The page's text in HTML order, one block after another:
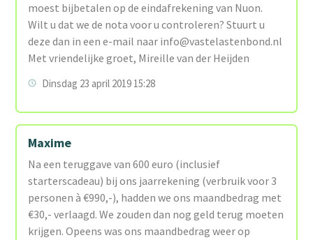
moest bijbetalen op de eindafrekening van Nuon.
Wilt u dat we de nota voor u controleren? Stuurt u
deze dan in een e-mail naar info@vastelastenbond.nl
Met vriendelijke groet, Mireille van der Heijden
Dinsdag 23 april 2019 15:28
Maxime
Na een teruggave van 600 euro (inclusief
starterscadeau) bij ons jaarrekening (verbruik voor 3
personen à €990,-), hadden we ons maandbedrag met
€30,- verlaagd. We zouden dan nog geld terug moeten
krijgen. Opeens was ons maandbedrag weer op